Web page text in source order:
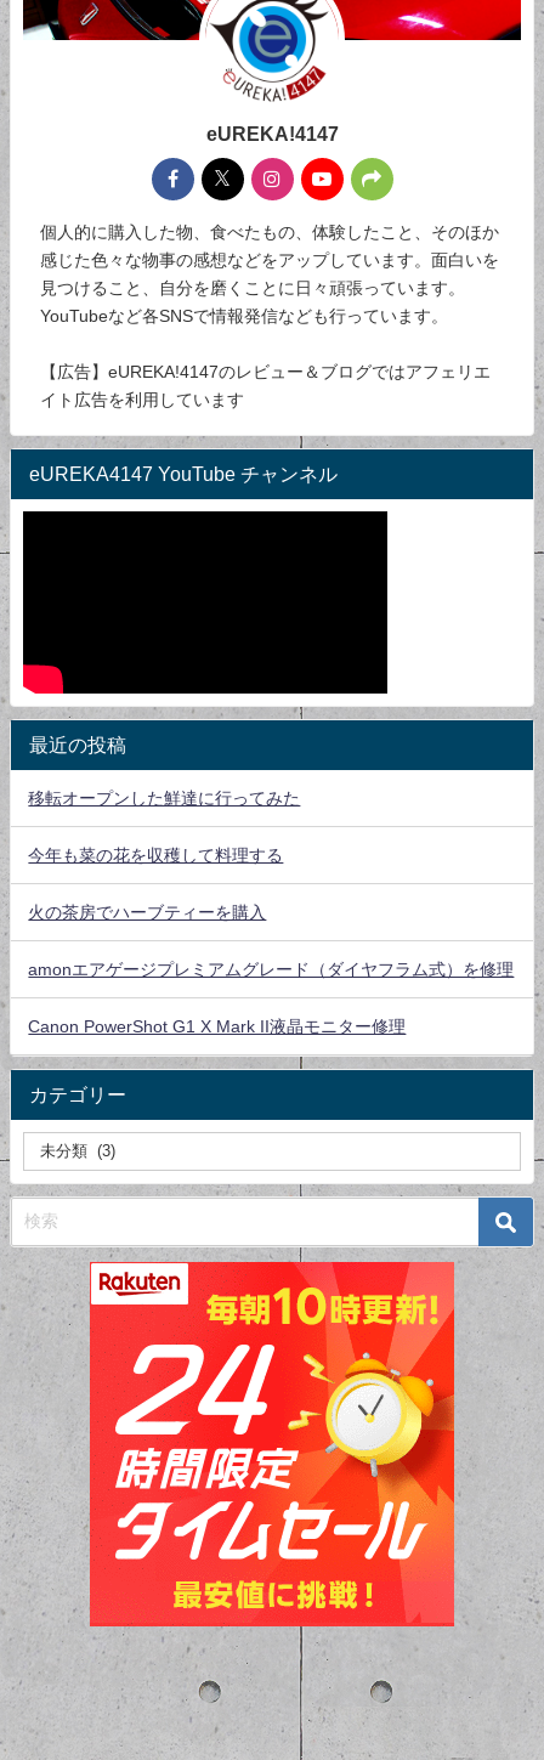
eUREKA!4147
個人的に購入した物、食べたもの、体験したこと、そのほか
感じた色々な物事の感想などをアップしています。面白いを
見つけること、自分を磨くことに日々頑張っています。
YouTubeなど各SNSで情報発信なども行っています。
【広告】eUREKA!4147のレビュー＆ブログではアフェリエ
イト広告を利用しています
eUREKA4147 YouTube チャンネル
最近の投稿
移転オープンした鮮達に行ってみた
今年も菜の花を収穫して料理する
火の茶房でハーブティーを購入
amonエアゲージプレミアムグレード（ダイヤフラム式）を修理
Canon PowerShot G1 X Mark II液晶モニター修理
カテゴリー